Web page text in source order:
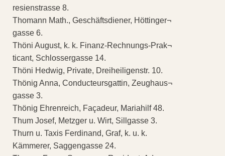
resienstrasse 8.
Thomann Math., Geschäftsdiener, Höttinger¬
gasse 6.
Thöni August, k. k. Finanz-Rechnungs-Prak¬
ticant, Schlossergasse 14.
Thöni Hedwig, Private, Dreiheiligenstr. 10.
Thönig Anna, Conducteursgattin, Zeughaus¬
gasse 3.
Thönig Ehrenreich, Façadeur, Mariahilf 48.
Thum Josef, Metzger u. Wirt, Sillgasse 3.
Thurn u. Taxis Ferdinand, Graf, k. u. k.
Kämmerer, Saggengasse 24.